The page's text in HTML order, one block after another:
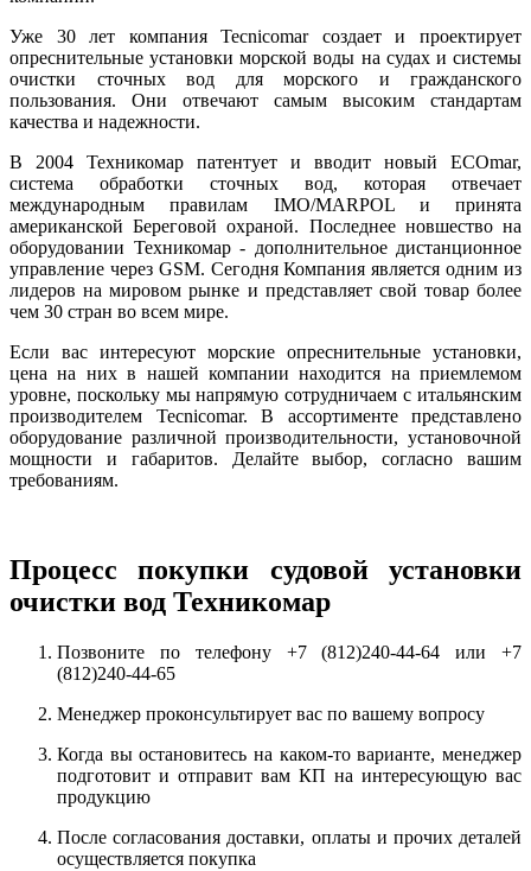
Уже 30 лет компания Tecnicomar создает и проектирует
опреснительные установки морской воды на судах и системы
очистки сточных вод для морского и гражданского
пользования. Они отвечают самым высоким стандартам
качества и надежности.
В 2004 Техникомар патентует и вводит новый ECOmar,
система обработки сточных вод, которая отвечает
международным правилам IMO/MARPOL и принята
американской Береговой охраной. Последнее новшество на
оборудовании Техникомар - дополнительное дистанционное
управление через GSM. Сегодня Компания является одним из
лидеров на мировом рынке и представляет свой товар более
чем 30 стран во всем мире.
Если вас интересуют морские опреснительные установки,
цена на них в нашей компании находится на приемлемом
уровне, поскольку мы напрямую сотрудничаем с итальянским
производителем Tecnicomar. В ассортименте представлено
оборудование различной производительности, установочной
мощности и габаритов. Делайте выбор, согласно вашим
требованиям.
Процесс покупки судовой установки
очистки вод Техникомар
Позвоните по телефону +7 (812)240-44-64 или+7
(812)240-44-65
Менеджер проконсультирует вас по вашему вопросу
Когда вы остановитесь на каком-то варианте, менеджер
подготовит и отправит вам КП на интересующую вас
продукцию
После согласования доставки, оплаты и прочих деталей
осуществляется покупка